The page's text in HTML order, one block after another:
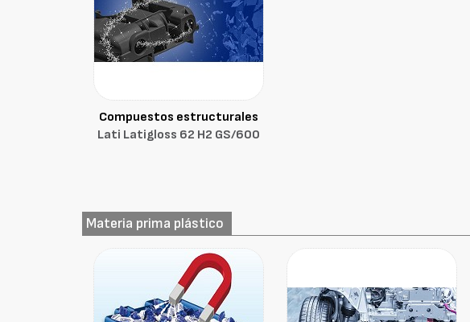
Compuestos estructurales
Lati Latigloss 62 H2 GS/600
Materia prima plástico